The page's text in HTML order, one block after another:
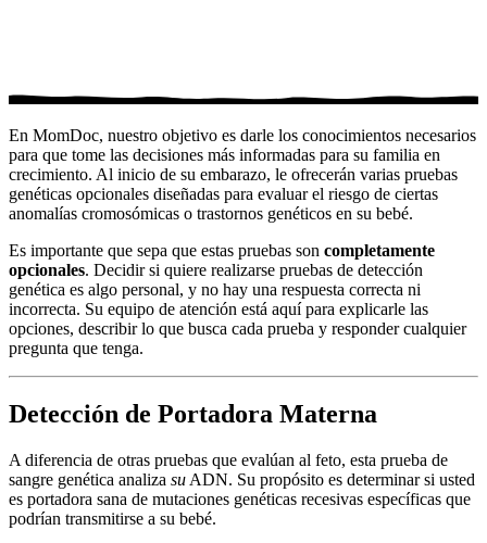
En MomDoc, nuestro objetivo es darle los conocimientos necesarios
para que tome las decisiones más informadas para su familia en
crecimiento. Al inicio de su embarazo, le ofrecerán varias pruebas
genéticas opcionales diseñadas para evaluar el riesgo de ciertas
anomalías cromosómicas o trastornos genéticos en su bebé.
Es importante que sepa que estas pruebas son completamente
opcionales. Decidir si quiere realizarse pruebas de detección
genética es algo personal, y no hay una respuesta correcta ni
incorrecta. Su equipo de atención está aquí para explicarle las
opciones, describir lo que busca cada prueba y responder cualquier
pregunta que tenga.
Detección de Portadora Materna
A diferencia de otras pruebas que evalúan al feto, esta prueba de
sangre genética analiza su ADN. Su propósito es determinar si usted
es portadora sana de mutaciones genéticas recesivas específicas que
podrían transmitirse a su bebé.